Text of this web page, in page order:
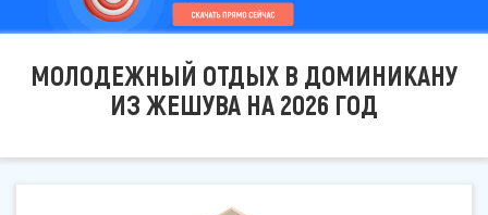
МОЛОДЕЖНЫЙ ОТДЫХ В ДОМИНИКАНУ
ИЗ ЖЕШУВА НА 2026 ГОД